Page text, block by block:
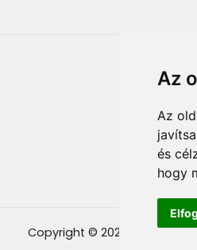
Az
Az
és
hogy
Copyright © 2021,